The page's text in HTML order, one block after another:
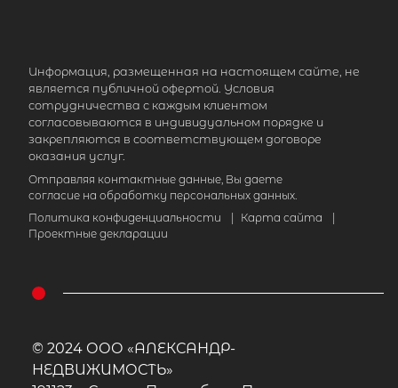
Информация, размещенная на настоящем сайте, не
является публичной офертой. Условия
сотрудничества с каждым клиентом
согласовываются в индивидуальном порядке и
закрепляются в соответствующем договоре
оказания услуг.
Отправляя контактные данные, Вы даете
согласие на обработку персональных данных.
Политика конфиденциальности
Карта сайта
Проектные декларации
© 2024 ООО «АЛЕКСАНДР-
НЕДВИЖИМОСТЬ»